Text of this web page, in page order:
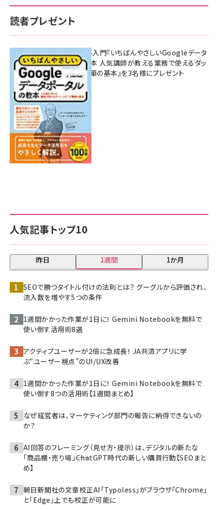
人気記事トップ10
昨日 1週間 1か月
SEOで勝つタイトル付けの法則とは？ グーグルから評価され、
流入数を増やす5つの条件
1週間かかった作業が1日に！ Gemini Notebookを無料で
使い倒す活用術8選
アクティブユーザーが2倍に急成長！ JA共済アプリに学
ぶ“ユーザー視点”のUI/UX改善
1週間かかった作業が1日に！ Gemini Notebookを無料で
使い倒す8つの活用術【1週間まとめ】
なぜ経営者は、マーケティング部門の報告に納得できないの
か？
AI回答のフレーミング（見せ方・提示）は、デジタルの新たな
「商品棚・売り場」――ChatGPT時代の新しい購買行動【SEOまと
め】
朝日新聞社の文章校正AI「Typoless」がブラウザ「Chrome」
と「Edge」上でも校正が可能に
読者プレゼント
無料BIツール入門『いちばんやさしいGoogleデータ
ポータルの教本 人気講師が教える業務で使えるダッ
シュボード構築の基本』を3名様にプレゼント
7月31日 10:00